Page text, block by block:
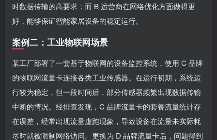
时数据传输的高要求；而 B 运营商在网络优化方面做得更
好，能够保证智能家居设备的稳定运行。
案例二：工业物联网场景
某工厂部署了一套基于物联网的设备监控系统，使用 C 品牌
的物联网流量卡连接各类工业传感器。在运行初期，系统运
行较为稳定，但一段时间后，部分传感器频繁出现数据传输
中断的情况。经排查发现，C 品牌流量卡的套餐流量统计存
在误差，经常出现流量虚跑现象，导致设备在流量未实际耗
尽时就被限制网络访问。更换为 D 品牌流量卡后，问题得到